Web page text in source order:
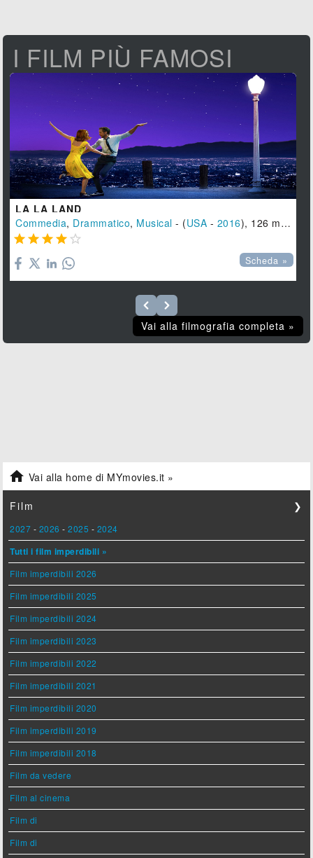
I FILM PIÙ FAMOSI
LA LA LAND
Commedia, Drammatico, Musical - (USA - 2016), 126 min.
    
Scheda »
Vai alla filmografia completa »
 Vai alla home di MYmovies.it »
Film ❯
2027 - 2026 -2025 - 2024
Tutti i film imperdibili »
Film imperdibili 2026
Film imperdibili 2025
Film imperdibili 2024
Film imperdibili 2023
Film imperdibili 2022
Film imperdibili 2021
Film imperdibili 2020
Film imperdibili 2019
Film imperdibili 2018
Film da vedere
Film al cinema
Film di
Film di